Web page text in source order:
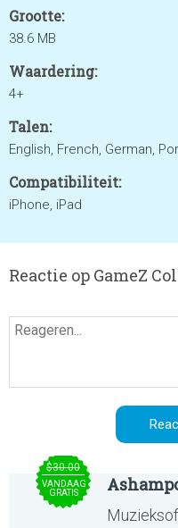
Grootte:
38.6 MB
Waardering:
4+
Talen:
English, French, German,
Compatibiliteit:
iPhone, iPad
Reactie op GameZ
$30.00
VANDAAG
GRATIS